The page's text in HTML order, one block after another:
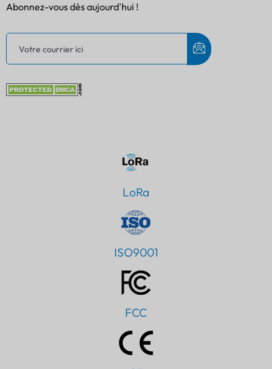
Abonnez-vous dès aujourd'hui !
LoRa
ISO9001
FCC